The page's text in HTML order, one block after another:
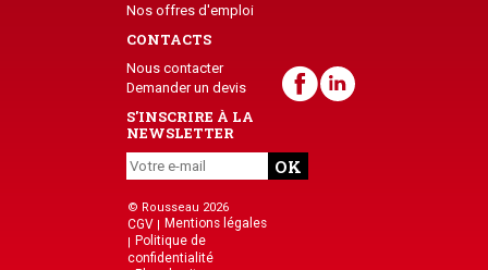
Nos offres d'emploi
CONTACTS
Nous contacter
Demander un devis
S'INSCRIRE À LA
NEWSLETTER
© Rousseau 2026
CGV
Mentions légales
Politique de
confidentialité